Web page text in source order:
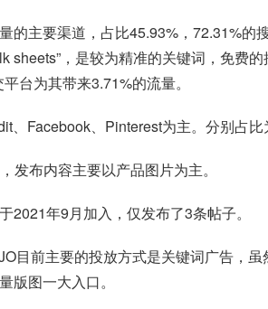
的主要渠道，占比45.93%，72.31%的
sheets”，是较为精准的关键词，免费
台为其带来3.71%的流量。
、Facebook、Pinterest为主。分别占比
发布内容主要以产品图片为主。
2021年9月加入，仅发布了3条帖子。
目前主要的投放方式是关键词广告，
版图一大入口。